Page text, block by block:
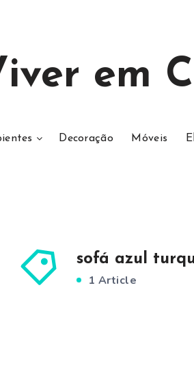
em
Decoração Móveis
sofá azul
1 Article